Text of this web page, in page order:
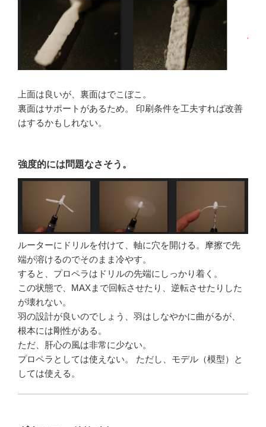
上面は良いが、裏面はでこぼこ。
裏面はサポートがあるため。 印刷条件を工夫すれば改善
はするかもしれない。
強度的には問題なさそう。
ルーターにドリルを付けて、軸に穴を開ける。摩擦で先
端が溶けるのでそのまま冷やす。
すると、プロペラはドリルの先端にしっかり着く。
この状態で、MAXまで回転させたり、逆転させたりした
が壊れない。
羽の設計が良いのでしょう、羽はしなやかに曲がるが、
根本には剛性がある。
ただ、肝心の風は非常に少ない。
プロペラとしては使えない。 ただし、モデル（模型）と
しては使える。